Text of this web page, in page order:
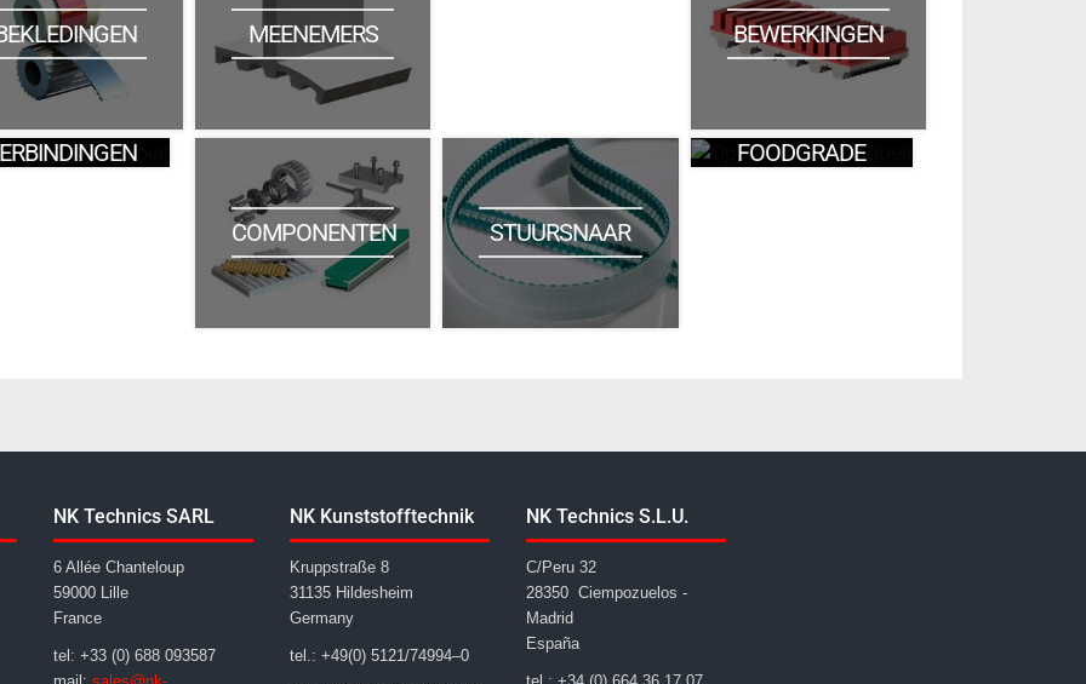
MEENEMERS BEWERKINGEN
COMPONENTEN STUURSNAAR
FOODGRADE
NK Technics SARL
6 Allée Chanteloup
59000 Lille
France
tel: +33 (0) 688 093587
NK Kunststofftechnik
Kruppstraße 8
31135 Hildesheim
Germany
tel.: +49(0) 5121/74994–0
NK Technics S.L.U.
C/Peru 32
28350 Ciempozuelos -
Madrid
España